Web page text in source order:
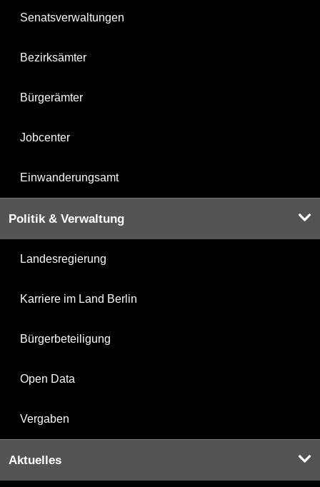
Senatsverwaltungen
Bezirksämter
Bürgerämter
Jobcenter
Einwanderungsamt
Politik & Verwaltung
Landesregierung
Karriere im Land Berlin
Bürgerbeteiligung
Open Data
Vergaben
Aktuelles